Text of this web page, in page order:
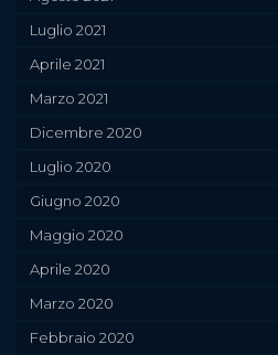
Luglio 2021
Aprile 2021
Marzo 2021
Dicembre 2020
Luglio 2020
Giugno 2020
Maggio 2020
Aprile 2020
Marzo 2020
Febbraio 2020